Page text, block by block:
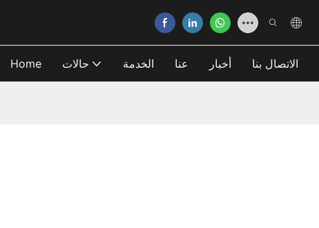
Home حالات الخدمة عنا أخبار الاتصال بنا